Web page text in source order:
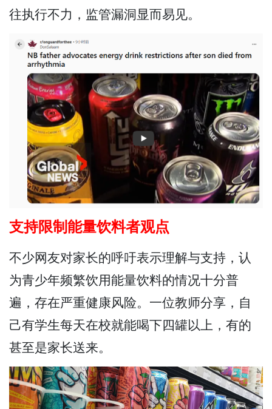
往执行不力，监管漏洞显而易见。
支持限制能量饮料者观点
不少网友对家长的呼吁表示理解与支持，认
为青少年频繁饮用能量饮料的情况十分普
遍，存在严重健康风险。一位教师分享，自
己有学生每天在校就能喝下四罐以上，有的
甚至是家长送来。